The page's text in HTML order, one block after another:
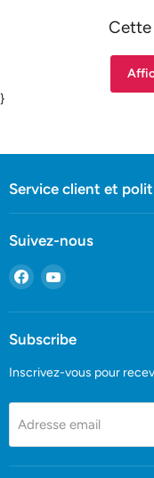
}
Service client et
Suivez-nous
Trouvez-
nous
sur
Facebook
Trouvez-
sur
Subscribe
Inscrivez-vous pour
Adresse email